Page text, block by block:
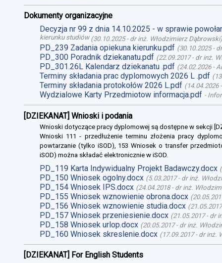
Dokumenty organizacyjne
Decyzja nr 99 z dnia 14.10.2025 - w sprawie
kierunku studiów(30.10.2025- dr inż. Włodzimierz Dąbrowski)
PD_239 Zadania opiekuna kierunku.pdf (30.10.2025-
PD_300 Poradnik dziekanatu.pdf (22.09.2017- dr inż.
PD_301.26L Kalendarz dziekanatu .pdf (24.02.2026-
Terminy składania prac dyplomowych 2026 L .pdf (
Terminy składania protokołów 2026 L.pdf (14.04.2026
Wydzialowe Karty Przedmiotow informacja.pdf -
[DZIEKANAT] Wnioski i podania
Wnioski dotyczące pracy dyplomowej są dostępne w sekcji
Wnioski 111 - przedłużenie terminu złożenia pracy
powtarzanie (tylko iSOD), 153 Wniosek o transfer
iSOD) można składać elektronicznie w iSOD.
PD_119 Karta Indywidualny Projekt Badawczy.docx (
PD_150 Wniosek ogolny.docx (5.03.2017- dr inż.
PD_154 Wniosek IPS.docx (24.04.2018- dr inż.
PD_155 Wniosek wznowienie obrona.docx (
PD_156 Wniosek wznowienie studia.docx (21.05.2017
PD_157 Wniosek przeniesienie.docx (21.05.2017- dr
PD_158 Wniosek urlop.docx (20.05.2017- dr inż.
PD_160 Wniosek skreslenie.docx (17.09.2017- dr inż.
[DZIEKANAT] For English Students